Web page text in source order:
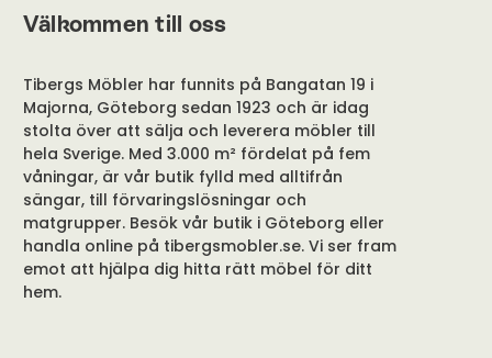
Välkommen till oss
Tibergs Möbler har funnits på Bangatan 19 i
Majorna, Göteborg sedan 1923 och är idag
stolta över att sälja och leverera möbler till
hela Sverige. Med 3.000 m² fördelat på fem
våningar, är vår butik fylld med alltifrån
sängar, till förvaringslösningar och
matgrupper. Besök vår butik i Göteborg eller
handla online på tibergsmobler.se. Vi ser fram
emot att hjälpa dig hitta rätt möbel för ditt
hem.